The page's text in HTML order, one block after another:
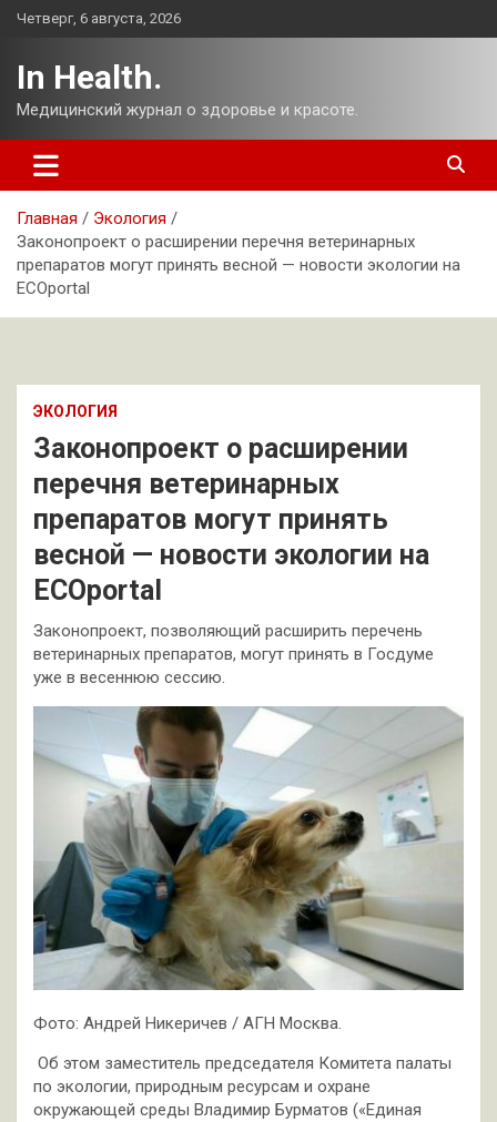
Перейти
Четверг, 6 августа, 2026
In Health.
Медицинский журнал о здоровье и красоте.
Главная
Экология
Законопроект о расширении перечня ветеринарных
препаратов могут принять весной — новости экологии на
ECOportal
ЭКОЛОГИЯ
Законопроект о расширении
перечня ветеринарных
препаратов могут принять
весной — новости экологии на
ECOportal
Законопроект, позволяющий расширить перечень
ветеринарных препаратов, могут принять в Госдуме
уже в весеннюю сессию.
Фото: Андрей Никеричев / АГН Москва.
Об этом заместитель председателя Комитета палаты
по экологии, природным ресурсам и охране
окружающей среды Владимир Бурматов («Единая